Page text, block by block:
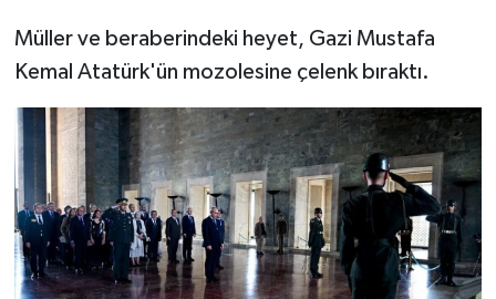
Müller ve beraberindeki heyet, Gazi Mustafa
Kemal Atatürk'ün mozolesine çelenk bıraktı.